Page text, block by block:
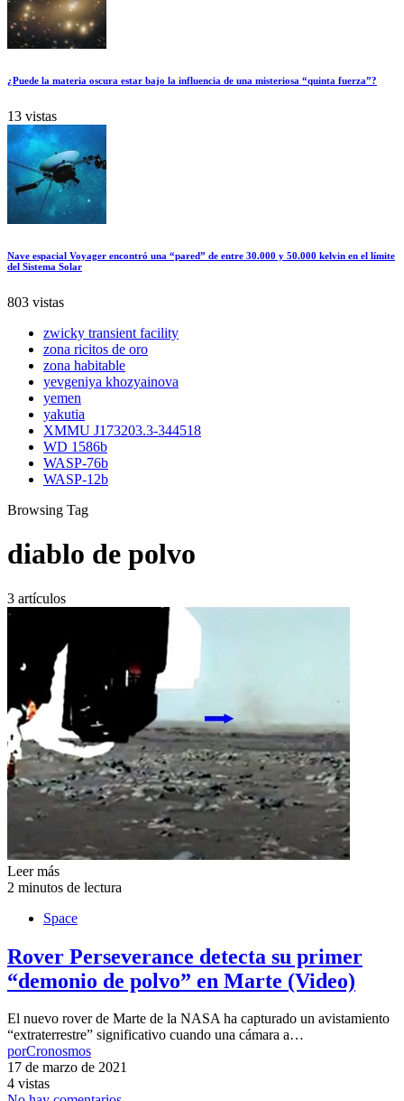
¿Puede la materia oscura estar bajo la influencia de una misteriosa “quinta fuerza”?
13 vistas
Nave espacial Voyager encontró una “pared” de entre 30.000 y 50.000 kelvin en el límite
del Sistema Solar
803 vistas
zwicky transient facility
zona ricitos de oro
zona habitable
yevgeniya khozyainova
yemen
yakutia
XMMU J173203.3-344518
WD 1586b
WASP-76b
WASP-12b
Browsing Tag
diablo de polvo
3 artículos
Leer más
2 minutos de lectura
Space
Rover Perseverance detecta su primer
“demonio de polvo” en Marte (Video)
El nuevo rover de Marte de la NASA ha capturado un avistamiento
“extraterrestre” significativo cuando una cámara a…
porCronosmos
17 de marzo de 2021
4 vistas